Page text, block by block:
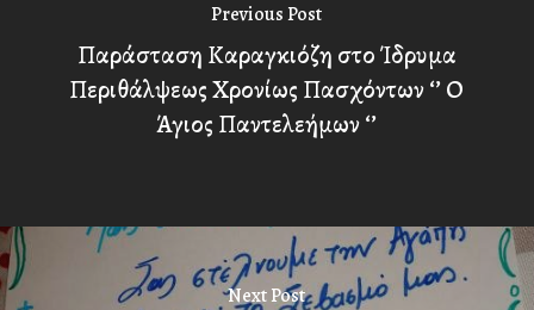
Previous Post
Παράσταση Καραγκιόζη στο Ίδρυμα
Περιθάλψεως Χρονίως Πασχόντων ‘’ Ο
Άγιος Παντελεήμων ‘’
Next Post